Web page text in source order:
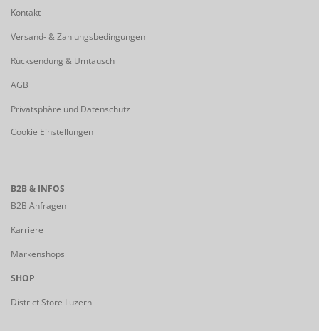
Kontakt
Versand- & Zahlungsbedingungen
Rücksendung & Umtausch
AGB
Privatsphäre und Datenschutz
Cookie Einstellungen
B2B & INFOS
B2B Anfragen
Karriere
Markenshops
SHOP
District Store Luzern